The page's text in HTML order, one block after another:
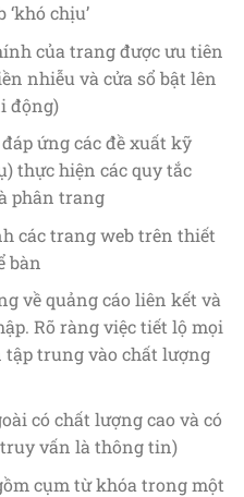
chịu’
của trang được ưu tiên
nhiễu và cửa sổ bật lên
động)
ứng các đề xuất kỹ
thực hiện các quy tắc
phân trang
các trang web trên thiết
bàn
về quảng cáo liên kết và
Rõ ràng việc tiết lộ mọi
tập trung vào chất lượng
có chất lượng cao và có
vấn là thông tin)
cụm từ khóa trong một